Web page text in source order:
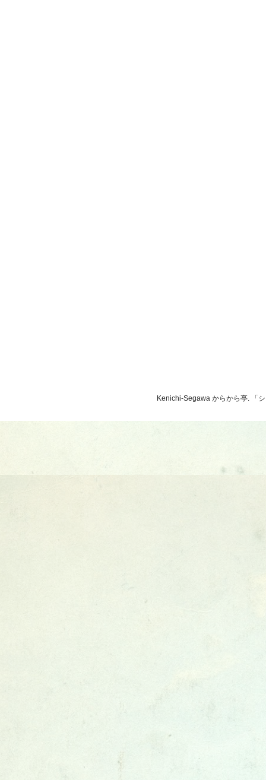
Kenichi-Segawa からから亭. 「